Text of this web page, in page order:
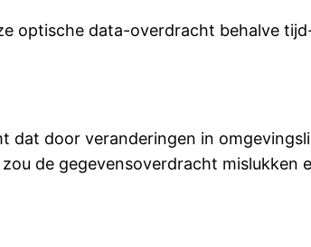
optische data-overdracht behalve
dat door veranderingen in
de gegevensoverdracht mislukken